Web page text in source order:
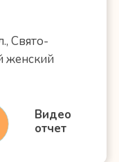
Свято-
женский
Видео
отчет